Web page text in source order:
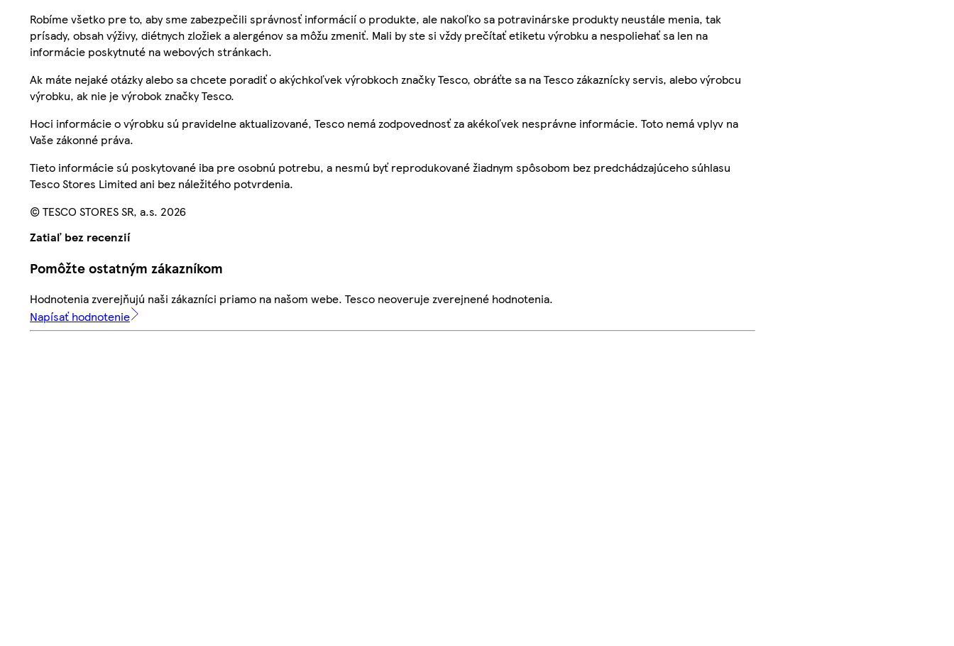
Robíme všetko pre to, aby sme zabezpečili správnosť informácií o produkte, ale nakoľko sa potravinárske produkty neustále menia, tak
prísady, obsah výživy, diétnych zložiek a alergénov sa môžu zmeniť. Mali by ste si vždy prečítať etiketu výrobku a nespoliehať sa len na
informácie poskytnuté na webových stránkach.
Ak máte nejaké otázky alebo sa chcete poradiť o akýchkoľvek výrobkoch značky Tesco, obráťte sa na Tesco zákaznícky servis, alebo výrobcu
výrobku, ak nie je výrobok značky Tesco.
Hoci informácie o výrobku sú pravidelne aktualizované, Tesco nemá zodpovednosť za akékoľvek nesprávne informácie. Toto nemá vplyv na
Vaše zákonné práva.
Tieto informácie sú poskytované iba pre osobnú potrebu, a nesmú byť reprodukované žiadnym spôsobom bez predchádzajúceho súhlasu
Tesco Stores Limited ani bez náležitého potvrdenia.
© TESCO STORES SR, a.s. 2026
Zatiaľ bez recenzií
Pomôžte ostatným zákazníkom
Hodnotenia zverejňujú naši zákazníci priamo na našom webe. Tesco neoveruje zverejnené hodnotenia.
Napísať hodnotenie